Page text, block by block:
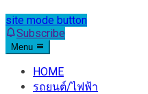
site mode button
Subscribe
Menu
HOME
รถยนต์/ไฟฟ้า